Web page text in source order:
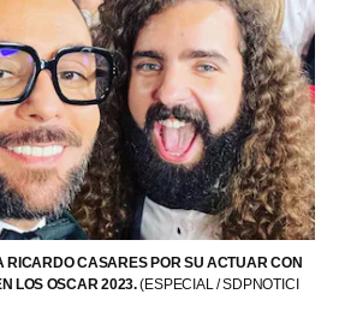
RICARDO CASARES POR SU ACTUAR CON
LOS OSCAR 2023.(ESPECIAL / SDPNOTICI